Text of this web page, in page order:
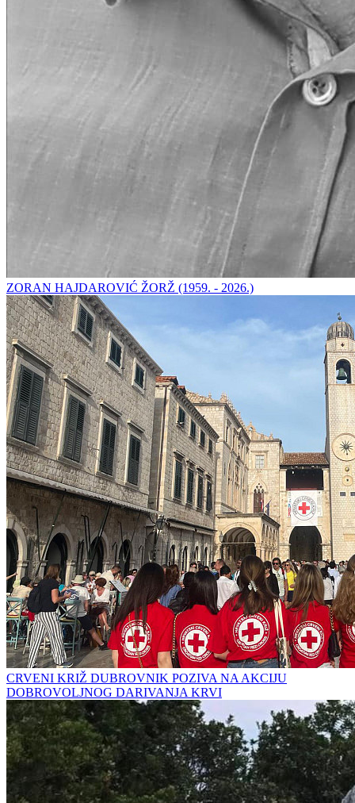
ZORAN HAJDAROVIĆ ŽORŽ (1959. - 2026.)
CRVENI KRIŽ DUBROVNIK POZIVA NA AKCIJU
DOBROVOLJNOG DARIVANJA KRVI